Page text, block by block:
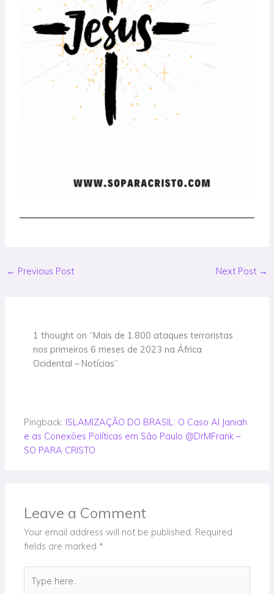
← Previous Post Next Post →
1 thought on “Mais de 1.800 ataques terroristas
nos primeiros 6 meses de 2023 na África
Ocidental – Notícias”
Pingback: ISLAMIZAÇÃO DO BRASIL: O Caso Al Janiah
e as Conexões Políticas em São Paulo @DrMFrank –
SO PARA CRISTO
Leave a Comment
Your email address will not be published. Required
fields are marked *
here..